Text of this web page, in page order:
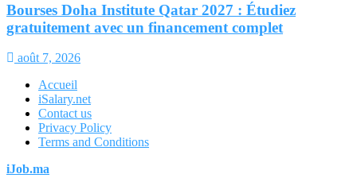
Bourses Doha Institute Qatar 2027 : Étudiez
gratuitement avec un financement complet
août 7, 2026
Accueil
iSalary.net
Contact us
Privacy Policy
Terms and Conditions
iJob.ma